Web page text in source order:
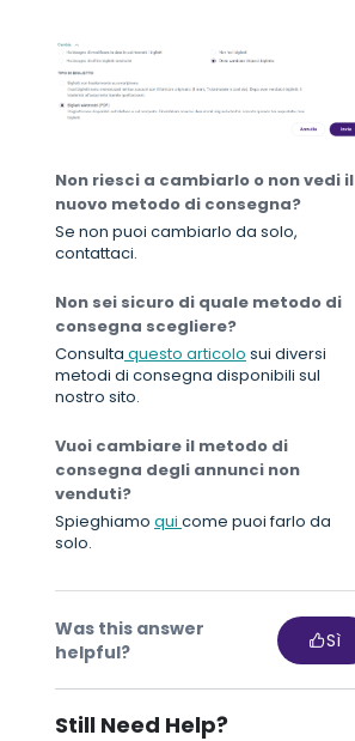
Non riesci a cambiarlo o non vedi il
nuovo metodo di consegna?
Se non puoi cambiarlo da solo,
contattaci.
Non sei sicuro di quale metodo di
consegna scegliere?
Consulta questo articolo sui diversi
metodi di consegna disponibili sul
nostro sito.
Vuoi cambiare il metodo di
consegna degli annunci non
venduti?
Spieghiamo qui come puoi farlo da
solo.
Was this answer
helpful?
Sì
Still Need Help?